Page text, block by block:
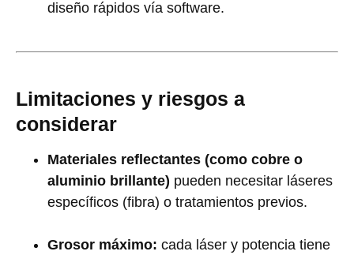
diseño rápidos vía software.
Limitaciones y riesgos a
considerar
Materiales reflectantes (como cobre o
aluminio brillante) pueden necesitar láseres
específicos (fibra) o tratamientos previos.
Grosor máximo: cada láser y potencia tiene